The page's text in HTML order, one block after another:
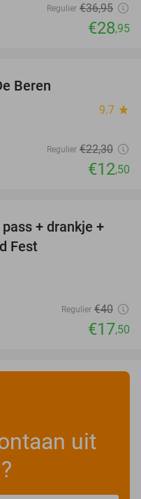
Regulier €36,95
€28,95
Beren
9.7 star
Regulier €22,30
€12,50
56%
+ drankje +
Fest
Regulier €40
€17,50
uit